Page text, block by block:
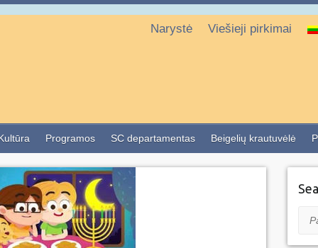
Narystė Viešieji pirkimai
Programos SC departamentas Beigelių krautuvėlė